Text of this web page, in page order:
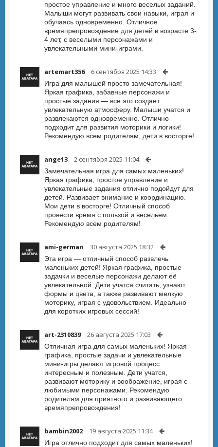
простое управление и много веселых заданий.
Малыши могут развивать свои навыки, играя и
обучаясь одновременно. Отличное
времяпрепровождение для детей в возрасте 3-
4 лет, с веселыми персонажами и
увлекательными мини-играми.
artemart356 6 сентября 2025 14:33
Игра для малышей просто замечательная!
Яркая графика, забавные персонажи и
простые задания — все это создает
увлекательную атмосферу. Малыши учатся и
развлекаются одновременно. Отлично
подходит для развития моторики и логики!
Рекомендую всем родителям, дети в восторге!
ange13 2 сентября 2025 11:04
Замечательная игра для самых маленьких!
Яркая графика, простое управление и
увлекательные задания отлично подойдут для
детей. Развивает внимание и координацию.
Мои дети в восторге! Отличный способ
провести время с пользой и весельем.
Рекомендую всем родителям!
ami-german 30 августа 2025 18:32
Эта игра — отличный способ развлечь
маленьких детей! Яркая графика, простые
задачки и веселые персонажи делают её
увлекательной. Дети учатся считать, узнают
формы и цвета, а также развивают мелкую
моторику, играя с удовольствием. Идеально
для коротких игровых сессий!
art-2310839 26 августа 2025 17:03
Отличная игра для самых маленьких! Яркая
графика, простые задачи и увлекательные
мини-игры делают игровой процесс
интересным и полезным. Дети учатся,
развивают моторику и воображение, играя с
любимыми персонажами. Рекомендую
родителям для приятного и развивающего
времяпрепровождения!
bambin2002 19 августа 2025 11:34
Игра отлично подходит для самых маленьких!